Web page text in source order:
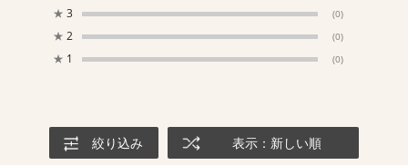
★ 3 (0)
★ 2 (0)
★ 1 (0)
絞り込み 表示：新しい順